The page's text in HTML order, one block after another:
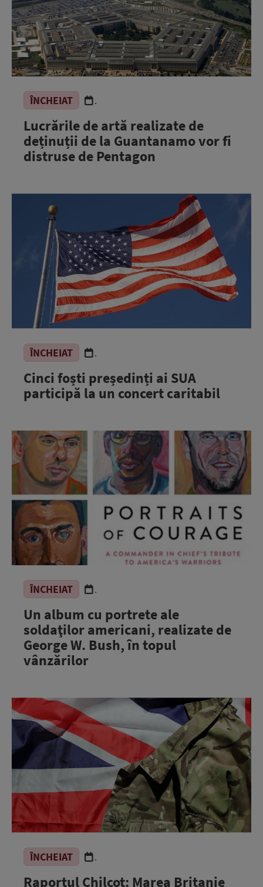
ÎNCHEIAT .
Lucrările de artă realizate de
deținuții de la Guantanamo vor fi
distruse de Pentagon
ÎNCHEIAT .
Cinci foști președinți ai SUA
participă la un concert caritabil
ÎNCHEIAT .
Un album cu portrete ale
soldaţilor americani, realizate de
George W. Bush, în topul
vânzărilor
ÎNCHEIAT .
Raportul Chilcot: Marea Britanie